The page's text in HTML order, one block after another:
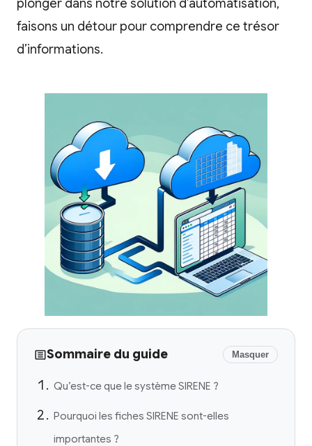
plonger dans notre solution d’automatisation,
faisons un détour pour comprendre ce trésor
d’informations.
Sommaire du guide Masquer
Qu’est-ce que le système SIRENE ?
Pourquoi les fiches SIRENE sont-elles
importantes ?